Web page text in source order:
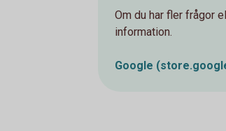
Om du har fler frågor
information.
Google